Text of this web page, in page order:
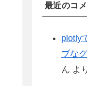
最近のコ
plotly
ブな
ん よ